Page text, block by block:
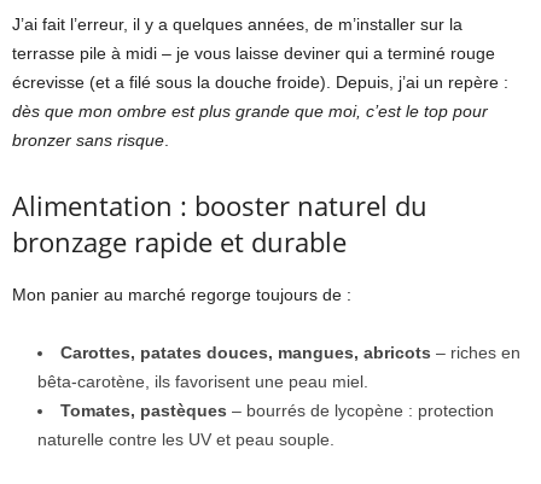
J’ai fait l’erreur, il y a quelques années, de m’installer sur la
terrasse pile à midi – je vous laisse deviner qui a terminé rouge
écrevisse (et a filé sous la douche froide). Depuis, j’ai un repère :
dès que mon ombre est plus grande que moi, c’est le top pour
bronzer sans risque
Alimentation : booster naturel du
bronzage rapide et durable
Mon panier au marché regorge toujours de :
Carottes, patates douces, mangues, abricots – riches en
bêta-carotène, ils favorisent une peau miel.
Tomates, pastèques – bourrés de lycopène : protection
naturelle contre les UV et peau souple.